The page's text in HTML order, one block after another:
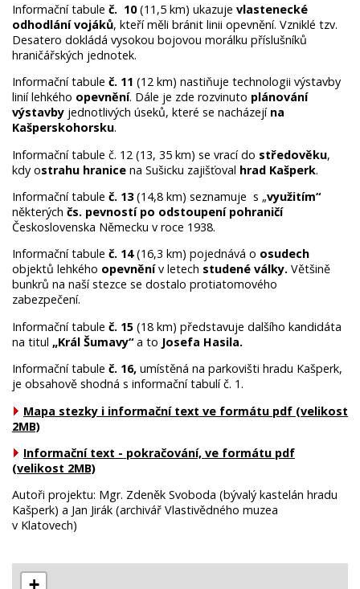
Informační tabule č. 10(11,5 km) ukazuje vlastenecké
odhodlání vojáků, kteří měli bránit linii opevnění. Vzniklé tzv.
Desatero dokládá vysokou bojovou morálku příslušníků
hraničářských jednotek.
Informační tabule č. 11 (12 km) nastiňuje technologii výstavby
linií lehkého opevnění. Dále je zde rozvinuto plánování
výstavby jednotlivých úseků, které se nacházejí na
Kašperskohorsku.
Informační tabule č. 12 (13, 35 km) se vrací do středověku,
kdy ostrahu hranice na Sušicku zajišťoval hrad Kašperk.
Informační tabule č. 13(14,8 km) seznamuje s „využitím“
některých čs. pevností po odstoupení pohraničí
Československa Německu v roce 1938.
Informační tabule č. 14(16,3 km) pojednává o osudech
objektů lehkého opevněnív letech studené války. Většině
bunkrů na naší stezce se dostalo protiatomového
zabezpečení.
Informační tabule č. 15 (18 km) představuje dalšího kandidáta
na titul „Král Šumavy“a to Josefa Hasila.
Informační tabule č. 16, umístěná na parkovišti hradu Kašperk,
je obsahově shodná s informační tabulí č. 1.
Mapa stezky i informační text ve formátu pdf (velikost
2MB)
Informační text - pokračování, ve formátu pdf
(velikost 2MB)
Autoři projektu: Mgr. Zdeněk Svoboda (bývalý kastelán hradu
Kašperk) a Jan Jirák (archivář Vlastivědného muzea
v Klatovech)